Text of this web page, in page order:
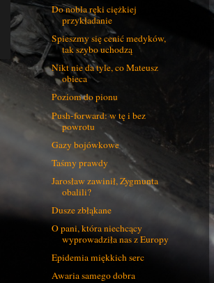
Do nobla ręki ciężkiej
przykładanie
Spieszmy się cenić medyków,
tak szybo uchodzą
Nikt nie da tyle, co Mateusz
obieca
Poziom do pionu
Push-forward: w tę i bez
powrotu
Gazy bojówkowe
Taśmy prawdy
Jarosław zawinił, Zygmunta
obalili?
Dusze zbłąkane
O pani, która niechcący
wyprowadziła nas z Europy
Epidemia miękkich serc
Awaria samego dobra